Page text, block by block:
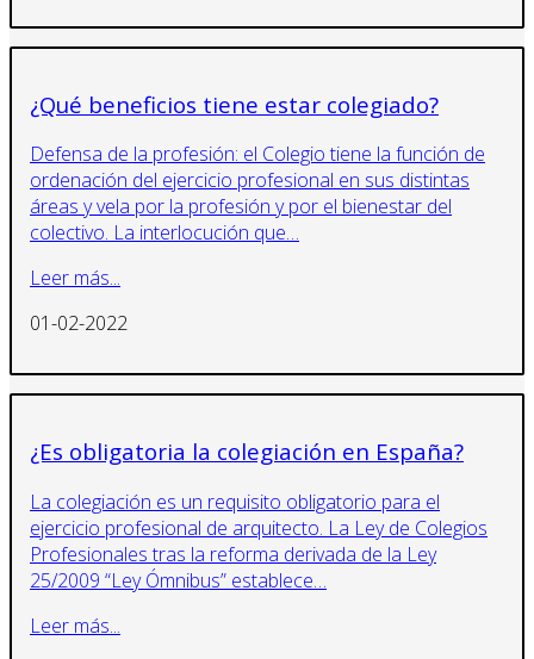
¿Qué beneficios tiene estar colegiado?
Defensa de la profesión: el Colegio tiene la función de
ordenación del ejercicio profesional en sus distintas
áreas y vela por la profesión y por el bienestar del
colectivo. La interlocución que…
Leer más...
01-02-2022
¿Es obligatoria la colegiación en España?
La colegiación es un requisito obligatorio para el
ejercicio profesional de arquitecto. La Ley de Colegios
Profesionales tras la reforma derivada de la Ley
25/2009 “Ley Ómnibus” establece…
Leer más...